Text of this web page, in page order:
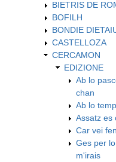
BIETRIS DE
BOFILH
BONDIE
CASTELLOZA
CERCAMON
EDIZIONE
Ab lo
chan
Ab lo
Assatz es
Car vei
Ges per
m'irais